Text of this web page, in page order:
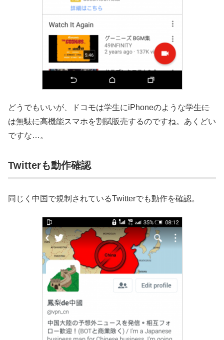
どうでもいいが、ドコモは学生にiPhoneのような学生に
は無駄に高機能スマホを割賦販売するのですね。あくどい
ですな…。
Twitterも動作確認
同じく中国で規制されているTwitterでも動作を確認。